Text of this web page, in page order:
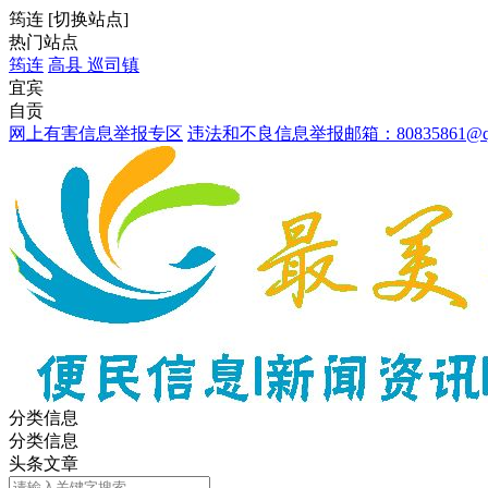
筠连 [切换站点]
热门站点
筠连 高县 巡司镇
宜宾
自贡
网上有害信息举报专区 违法和不良信息举报邮箱：
分类信息
分类信息
头条文章